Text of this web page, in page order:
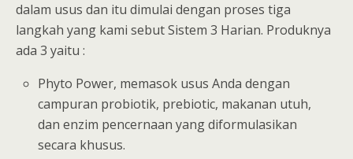
dalam usus dan itu dimulai dengan proses tiga
langkah yang kami sebut Sistem 3 Harian. Produknya
ada 3 yaitu :
Phyto Power, memasok usus Anda dengan
campuran probiotik, prebiotic, makanan utuh,
dan enzim pencernaan yang diformulasikan
secara khusus.